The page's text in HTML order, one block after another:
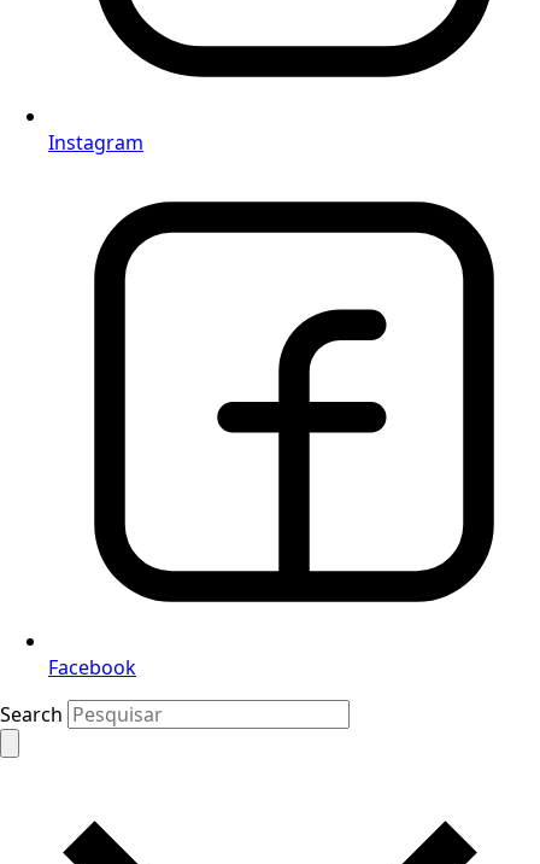
Instagram
Facebook
Search